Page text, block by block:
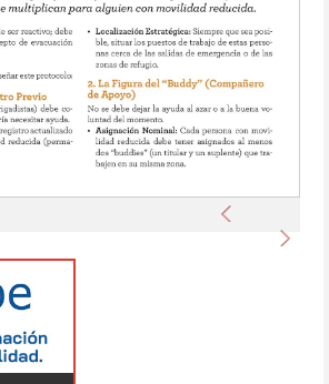
Anterior